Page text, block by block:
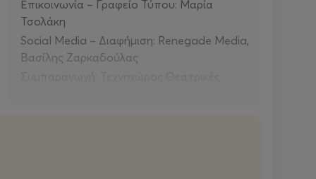
Επικοινωνία – Γραφείο Τύπου: Μαρία
Τσολάκη
Social Media – Διαφήμιση: Renegade Media,
Βασίλης Ζαρκαδούλας